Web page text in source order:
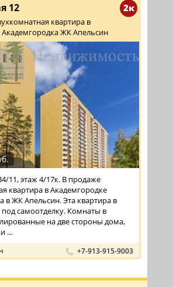
2к
12
квартира в
Академгородка ЖК Апельсин
11, этаж 4/17к. В продаже
квартира в Академгородке
в ЖК Апельсин. Эта квартира в
под самоотделку. Комнаты в
на две стороны дома,
...
+7-913-915-9003